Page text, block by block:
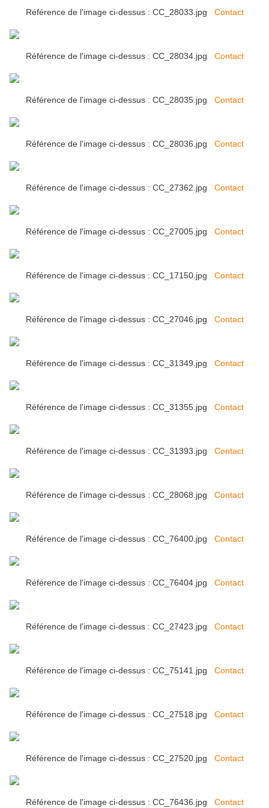
Référence de l'image ci-dessus : CC_28033.jpg Contact
Référence de l'image ci-dessus : CC_28034.jpg Contact
Référence de l'image ci-dessus : CC_28035.jpg Contact
Référence de l'image ci-dessus : CC_28036.jpg Contact
Référence de l'image ci-dessus : CC_27362.jpg Contact
Référence de l'image ci-dessus : CC_27005.jpg Contact
Référence de l'image ci-dessus : CC_17150.jpg Contact
Référence de l'image ci-dessus : CC_27046.jpg Contact
Référence de l'image ci-dessus : CC_31349.jpg Contact
Référence de l'image ci-dessus : CC_31355.jpg Contact
Référence de l'image ci-dessus : CC_31393.jpg Contact
Référence de l'image ci-dessus : CC_28068.jpg Contact
Référence de l'image ci-dessus : CC_76400.jpg Contact
Référence de l'image ci-dessus : CC_76404.jpg Contact
Référence de l'image ci-dessus : CC_27423.jpg Contact
Référence de l'image ci-dessus : CC_75141.jpg Contact
Référence de l'image ci-dessus : CC_27518.jpg Contact
Référence de l'image ci-dessus : CC_27520.jpg Contact
Référence de l'image ci-dessus : CC_76436.jpg Contact